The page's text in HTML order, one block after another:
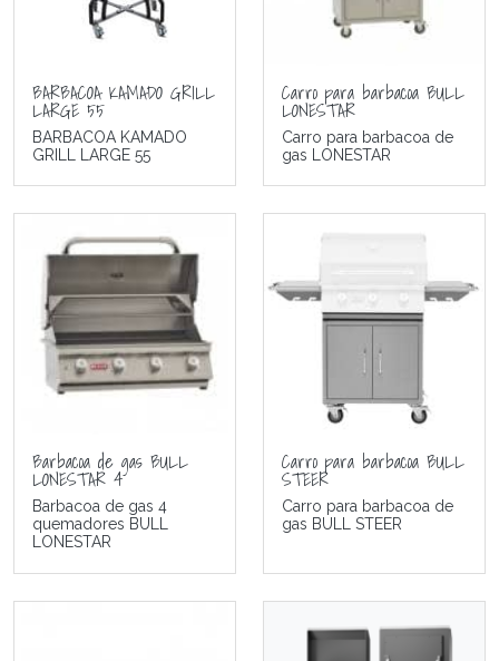
BARBACOA KAMADO GRILL
LARGE 55
BARBACOA KAMADO
GRILL LARGE 55
Carro para barbacoa BULL
LONESTAR
Carro para barbacoa de
gas LONESTAR
Barbacoa de gas BULL
LONESTAR 4
Barbacoa de gas 4
quemadores BULL
LONESTAR
Carro para barbacoa BULL
STEER
Carro para barbacoa de
gas BULL STEER